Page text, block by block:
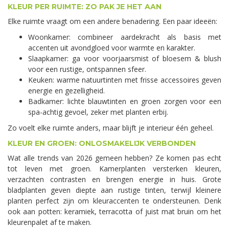
KLEUR PER RUIMTE: ZO PAK JE HET AAN
Elke ruimte vraagt om een andere benadering. Een paar ideeën:
Woonkamer: combineer aardekracht als basis met
accenten uit avondgloed voor warmte en karakter.
Slaapkamer: ga voor voorjaarsmist of bloesem & blush
voor een rustige, ontspannen sfeer.
Keuken: warme natuurtinten met frisse accessoires geven
energie en gezelligheid.
Badkamer: lichte blauwtinten en groen zorgen voor een
spa-achtig gevoel, zeker met planten erbij.
Zo voelt elke ruimte anders, maar blijft je interieur één geheel.
KLEUR EN GROEN: ONLOSMAKELIJK VERBONDEN
Wat alle trends van 2026 gemeen hebben? Ze komen pas echt
tot leven met groen. Kamerplanten versterken kleuren,
verzachten contrasten en brengen energie in huis. Grote
bladplanten geven diepte aan rustige tinten, terwijl kleinere
planten perfect zijn om kleuraccenten te ondersteunen. Denk
ook aan potten: keramiek, terracotta of juist mat bruin om het
kleurenpalet af te maken.